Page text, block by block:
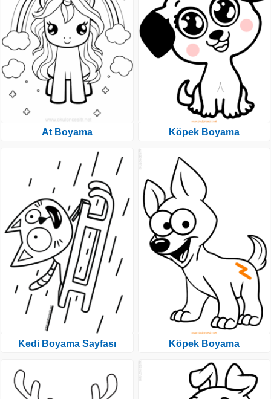
At Boyama
Kedi Boyama Sayfası
Köpek Boyama
Köpek Boyama